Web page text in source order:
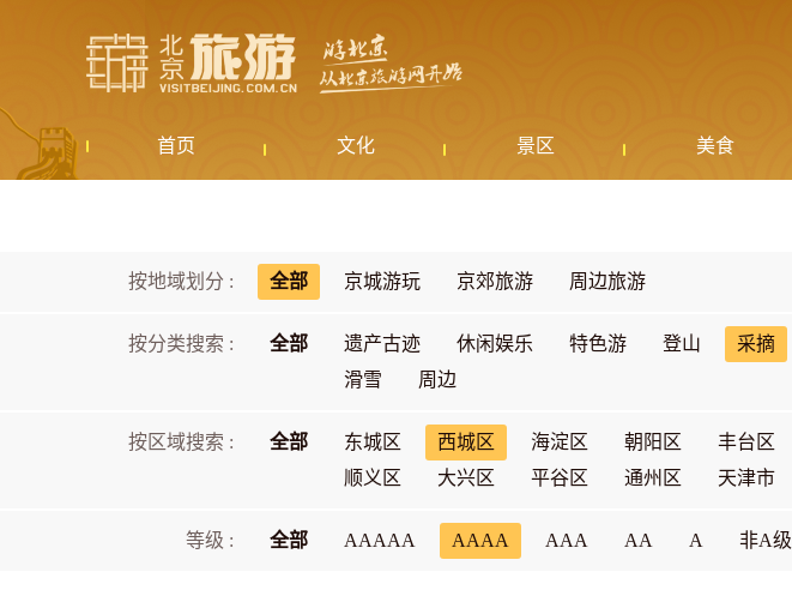
首页 文化 景区 美食
按地域划分 : 全部 京城游玩 京郊旅游 周边旅游
按分类搜索 : 全部 遗产古迹 休闲娱乐 特色游 登山 采摘
滑雪
周边
按区域搜索 : 全部 东城区 西城区 海淀区 朝阳区 丰台区
顺义区
大兴区 平谷区 通州区 天津市
等级 : 全部 AAAAA AAAA AAA AA A 非A级